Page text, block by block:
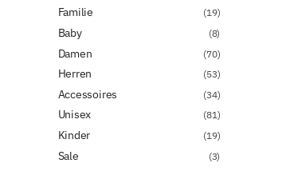
Familie (19)
Baby (8)
Damen (70)
Herren (53)
Accessoires (34)
Unisex (81)
Kinder (19)
Sale (3)